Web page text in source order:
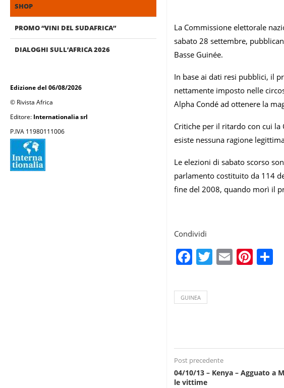
SHOP
PROMO “VINI DEL SUDAFRICA”
DIALOGHI SULL’AFRICA 2026
Edizione del 06/08/2026
© Rivista Africa
Editore: Internationalia srl
P.IVA 11980111006
La Commissione elettorale
sabato 28 settembre,
Basse Guinée.
In base ai dati resi pubblici, il
nettamente imposto nelle
Alpha Condé ad ottenere la
Critiche per il ritardo con cui la
esiste nessuna ragione
Le elezioni di sabato scorso
parlamento costituito da 114
fine del 2008, quando morì il
Condividi
Facebook
Twitter
Email
GUINEA
Post precedente
04/10/13 – Kenya – Agguato a
le vittime